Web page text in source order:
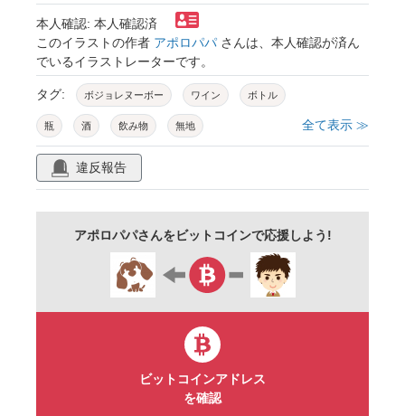
本人確認: 本人確認済
このイラストの作者 アポロパパ さんは、本人確認が済ん
でいるイラストレーターです。
タグ: ボジョレヌーボー ワイン ボトル
瓶 酒 飲み物 無地
ai生成ツール使用素材
全て表示 ≫
違反報告
アポロパパさんをビットコインで応援しよう!
ビットコインアドレス
を確認